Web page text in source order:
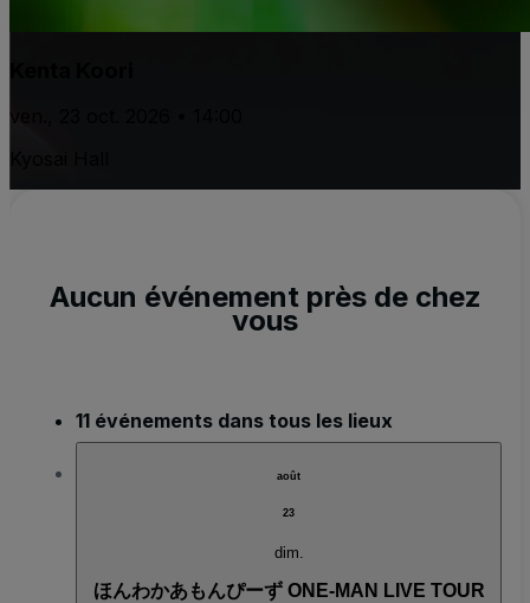
ven., 23 oct. 2026 • 14:00
Aucun événement près de chez
vous
11 événements dans tous les lieux
août
23
dim.
ほんわかあもんぴーず ONE-MAN LIVE TOUR